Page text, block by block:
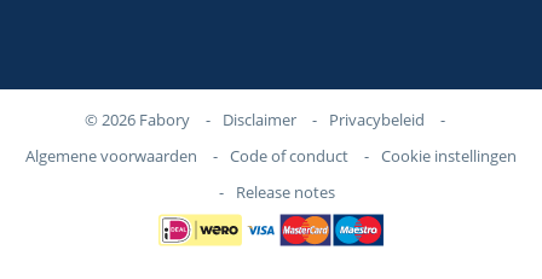
© 2026 Fabory - Disclaimer - Privacybeleid
-
Algemene voorwaarden
- Code of conduct - Cookie instellingen
-
Release notes